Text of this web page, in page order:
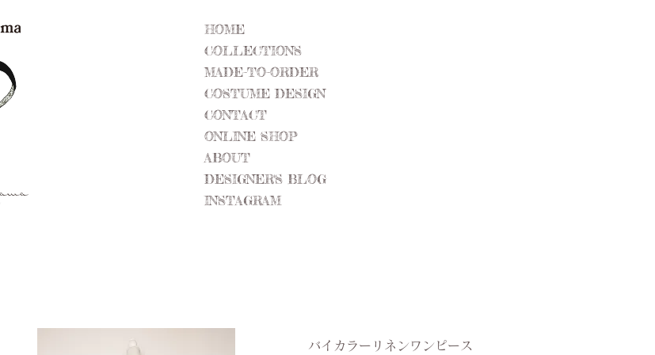
HOME
COLLECTIONS
MADE-TO-ORDER
COSTUME DESIGN
CONTACT
ONLINE SHOP
ABOUT
DESIGNER'S BLOG
INSTAGRAM
​バイカラーリネンワンピース